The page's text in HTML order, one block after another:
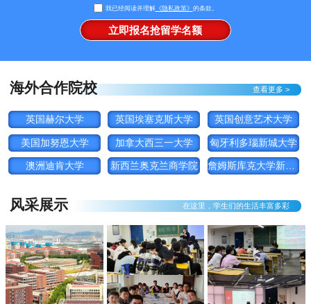
我已经阅读并理解《隐私政策》 的条款。
海外合作院校 查看更多 >
英国赫尔大学 英国埃塞克斯大学 英国创意艺术大学
美国加努恩大学 加拿大西三一大学 匈牙利多瑙新城大学
澳洲迪肯大学 新西兰奥克兰商学院 詹姆斯库克大学新加坡
风采展示 在这里，学生们的生活丰富多彩